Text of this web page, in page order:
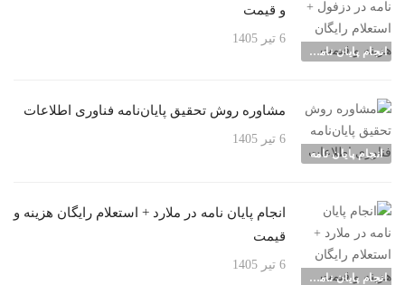
انجام پایان نامه شهرها
و قیمت
6 تیر 1405
انجام پایان نامه
مشاوره روش تحقیق پایان‌نامه فناوری اطلاعات
6 تیر 1405
انجام پایان نامه شهرها
انجام پایان نامه در ملارد + استعلام رایگان هزینه و
قیمت
6 تیر 1405